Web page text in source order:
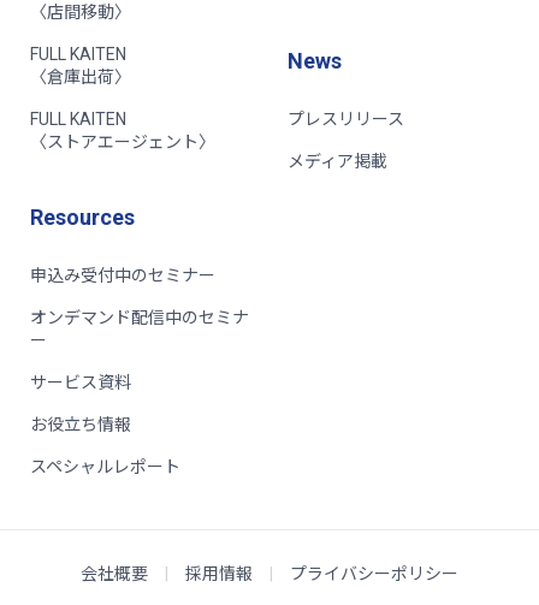
〈店間移動〉
FULL KAITEN
〈倉庫出荷〉
FULL KAITEN
〈ストアエージェント〉
News
プレスリリース
メディア掲載
Resources
申込み受付中のセミナー
オンデマンド配信中のセミナ
ー
サービス資料
お役立ち情報
スペシャルレポート
会社概要 採用情報 プライバシーポリシー